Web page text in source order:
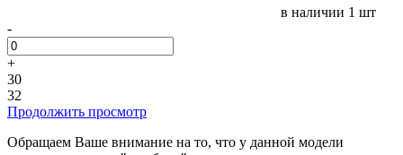
в наличии 1 шт
-
+
30
32
Продолжить просмотр
Обращаем Ваше внимание на то, что у данной модели